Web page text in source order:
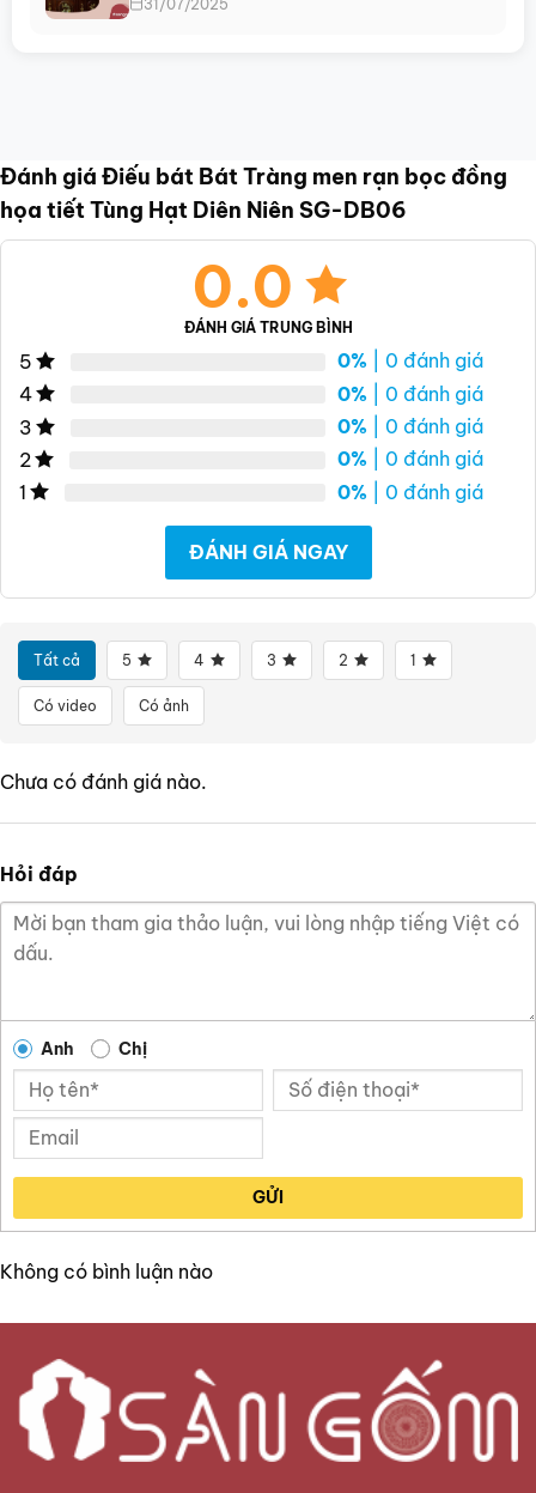
31/07/2025
Đánh giá Điếu bát Bát Tràng men rạn bọc đồng
họa tiết Tùng Hạt Diên Niên SG-DB06
0.0
ĐÁNH GIÁ TRUNG BÌNH
5 0% | 0 đánh giá
4
0% | 0 đánh giá
3
0% | 0 đánh giá
2
0% | 0 đánh giá
1
0% | 0 đánh giá
ĐÁNH GIÁ NGAY
Tất cả 5 4 3 2 1
Có video Có ảnh
Chưa có đánh giá nào.
Hỏi đáp
Anh Chị
GỬI
Không có bình luận nào